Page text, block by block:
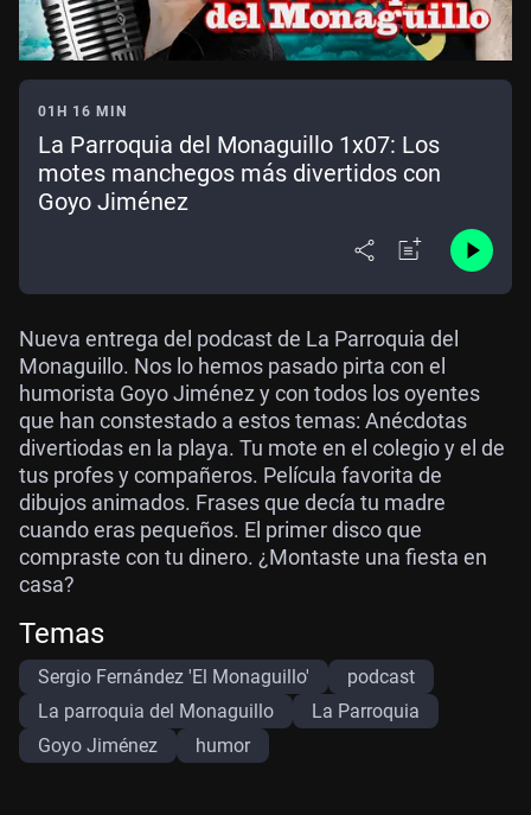
01H 16 MIN
La Parroquia del Monaguillo 1x07: Los
motes manchegos más divertidos con
Goyo Jiménez
Nueva entrega del podcast de La Parroquia del
Monaguillo. Nos lo hemos pasado pirta con el
humorista Goyo Jiménez y con todos los oyentes
que han constestado a estos temas: Anécdotas
divertiodas en la playa. Tu mote en el colegio y el de
tus profes y compañeros. Película favorita de
dibujos animados. Frases que decía tu madre
cuando eras pequeños. El primer disco que
compraste con tu dinero. ¿Montaste una fiesta en
casa?
Temas
Sergio Fernández 'El Monaguillo'
podcast
La parroquia del Monaguillo
La Parroquia
Goyo Jiménez
humor